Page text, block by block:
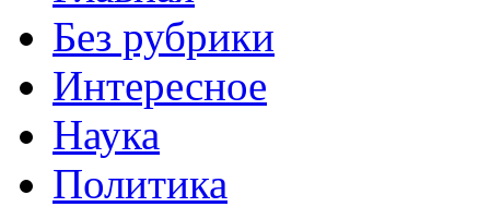
Без рубрики
Интересное
Наука
Политика